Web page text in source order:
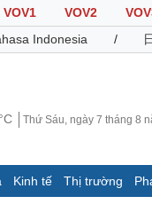
VOV1 VOV2
Indonesia /
Thứ Sáu, ngày 7 tháng 8
Kinh tế Thị trường